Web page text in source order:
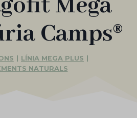
Camps®
LÍNIA MEGA PLUS
NATURALS